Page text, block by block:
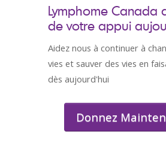
Lymphome Canada
de votre appui
Aidez nous à continuer à
vies et sauver des vies en
dès aujourd'hui
Donnez